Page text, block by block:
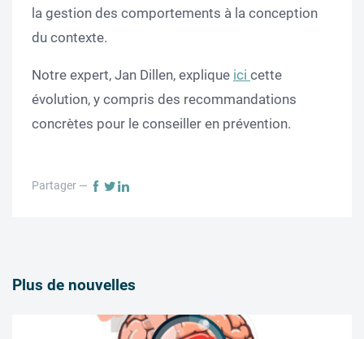
la gestion des comportements à la conception
du contexte.
Notre expert, Jan Dillen, explique ici cette
évolution, y compris des recommandations
concrètes pour le conseiller en prévention.
Partager —
Plus de nouvelles